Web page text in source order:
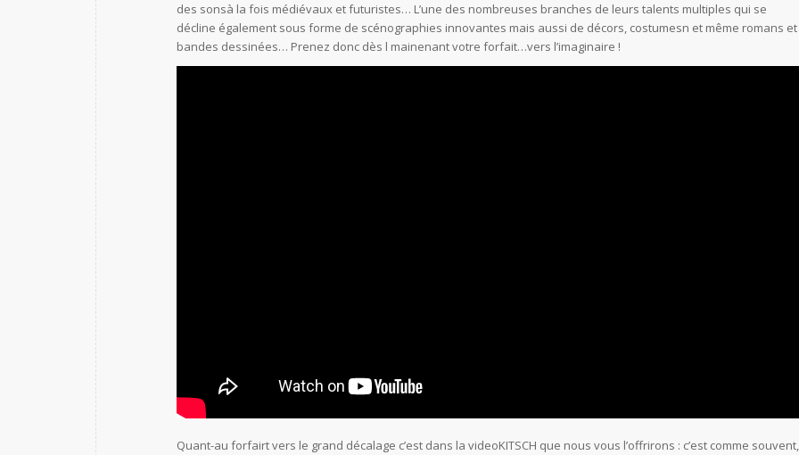
des sonsà la fois médiévaux et futuristes… L’une des nombreuses branches de leurs talents multiples qui se
décline également sous forme de scénographies innovantes mais aussi de décors, costumesn et même romans et
bandes dessinées… Prenez donc dès l mainenant votre forfait…vers l’imaginaire !
Quant-au forfairt vers le grand décalage c’est dans la videoKITSCH que nous vous l’offrirons : c’est comme souvent,